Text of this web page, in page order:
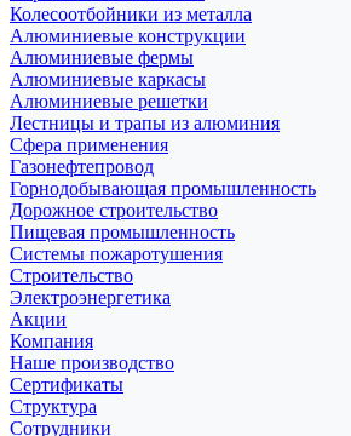
Колесоотбойники из металла
Алюминиевые конструкции
Алюминиевые фермы
Алюминиевые каркасы
Алюминиевые решетки
Лестницы и трапы из алюминия
Сфера применения
Газонефтепровод
Горнодобывающая промышленность
Дорожное строительство
Пищевая промышленность
Системы пожаротушения
Строительство
Электроэнергетика
Акции
Компания
Наше производство
Сертификаты
Структура
Сотрудники